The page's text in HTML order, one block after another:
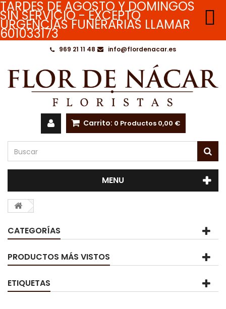
TARDES DE AGOSTO Y DOMINGOS
SIN SERVICIO - EXCEPTO
URGENCIAS FUNERARIAS LLAMAR
601033173

969 21 11 48 info@flordenacar.es
Carrito: 0 Productos 0,00 €
MENU
CATEGORÍAS
PRODUCTOS MÁS VISTOS
ETIQUETAS